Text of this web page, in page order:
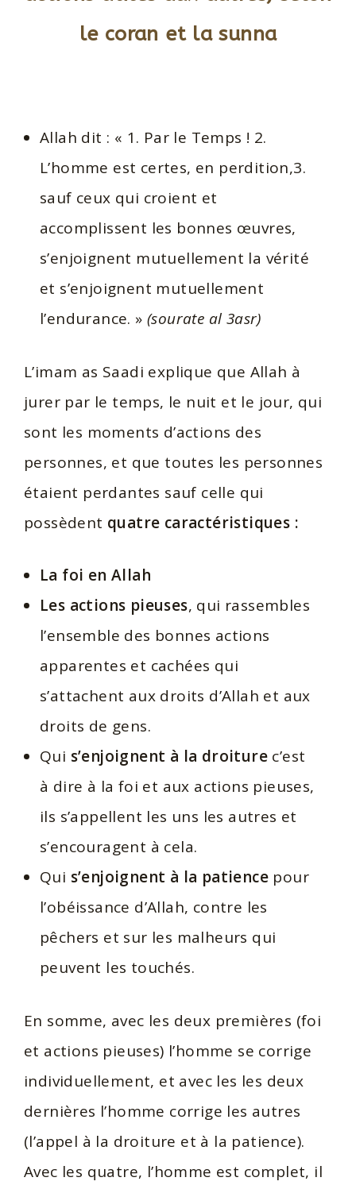
le coran et la sunna
Allah dit : « 1. Par le Temps ! 2.
L’homme est certes, en perdition,3.
sauf ceux qui croient et
accomplissent les bonnes œuvres,
s’enjoignent mutuellement la vérité
et s’enjoignent mutuellement
l’endurance. » (sourate al 3asr)
L’imam as Saadi explique que Allah à
jurer par le temps, le nuit et le jour, qui
sont les moments d’actions des
personnes, et que toutes les personnes
étaient perdantes sauf celle qui
possèdent quatre caractéristiques :
La foi en Allah
Les actions pieuses, qui rassembles
l’ensemble des bonnes actions
apparentes et cachées qui
s’attachent aux droits d’Allah et aux
droits de gens.
Qui s’enjoignent à la droiture c’est
à dire à la foi et aux actions pieuses,
ils s’appellent les uns les autres et
s’encouragent à cela.
Qui s’enjoignent à la patience pour
l’obéissance d’Allah, contre les
pêchers et sur les malheurs qui
peuvent les touchés.
En somme, avec les deux premières (foi
et actions pieuses) l’homme se corrige
individuellement, et avec les les deux
dernières l’homme corrige les autres
(l’appel à la droiture et à la patience).
Avec les quatre, l’homme est complet, il